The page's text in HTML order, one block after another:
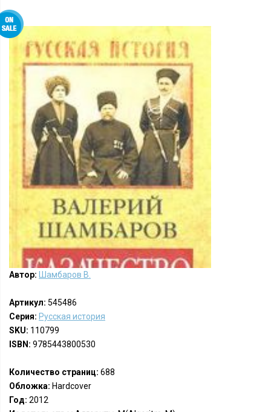
Автор: Шамбаров В.
Артикул: 545486
Серия: Русская история
SKU: 110799
ISBN: 9785443800530
Количество страниц: 688
Обложка: Hardcover
Год: 2012